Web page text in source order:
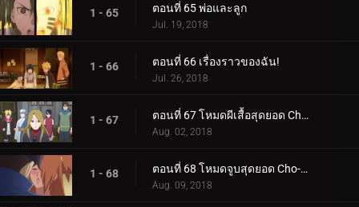
1 - 65 ตอนที่ 65 พ่อและลูก
Jul. 19, 2018
1 - 66 ตอนที่ 66 เรื่องราวของฉัน!
Jul. 26, 2018
1 - 67 ตอนที่ 67 โหมดผีเสื้อสุดยอด Cho-Cho!
Aug. 02, 2018
1 - 68 ตอนที่ 68 โหมดจูบสุดยอด Cho-Cho!
Aug. 09, 2018